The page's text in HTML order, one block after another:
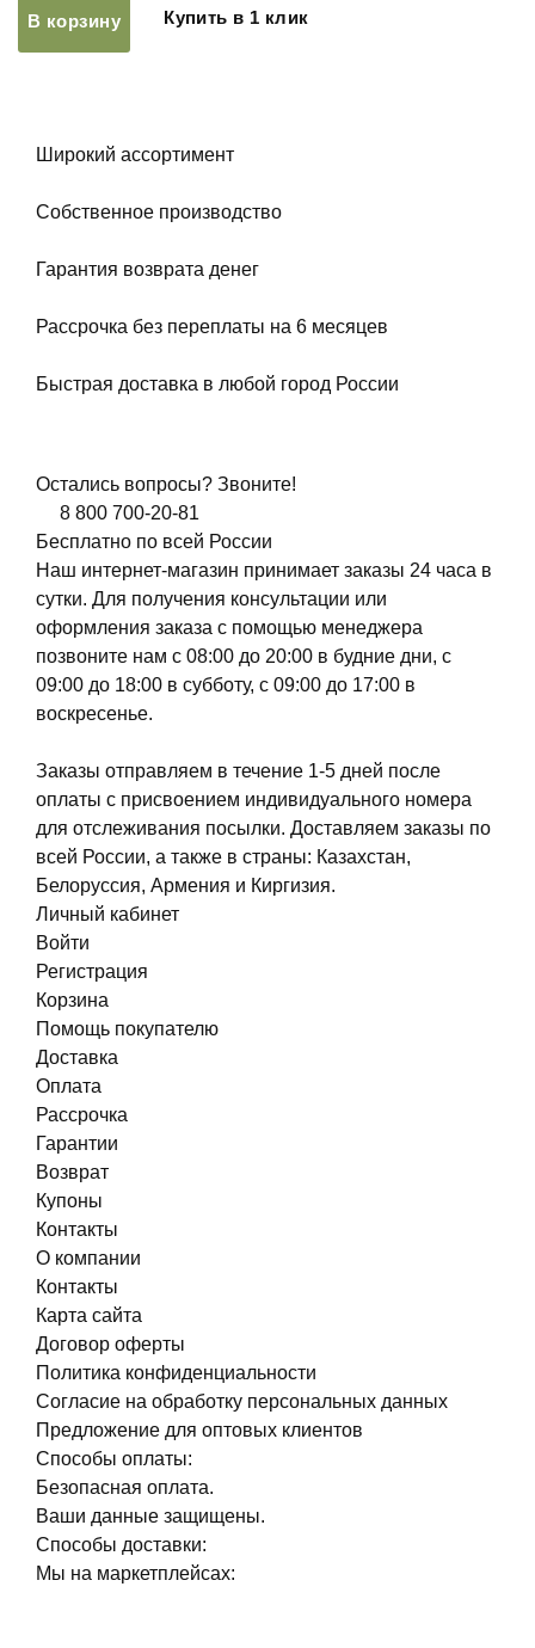
В корзину Купить в 1 клик
Широкий ассортимент
Собственное производство
Гарантия возврата денег
Рассрочка без переплаты на 6 месяцев
Быстрая доставка в любой город России
Остались вопросы? Звоните!
8 800 700-20-81
Бесплатно по всей России
Наш интернет-магазин принимает заказы 24 часа в
сутки. Для получения консультации или
оформления заказа с помощью менеджера
позвоните нам с 08:00 до 20:00 в будние дни, с
09:00 до 18:00 в субботу, с 09:00 до 17:00 в
воскресенье.
Заказы отправляем в течение 1-5 дней после
оплаты с присвоением индивидуального номера
для отслеживания посылки. Доставляем заказы по
всей России, а также в страны: Казахстан,
Белоруссия, Армения и Киргизия.
Личный кабинет
Войти
Регистрация
Корзина
Помощь покупателю
Доставка
Оплата
Рассрочка
Гарантии
Возврат
Купоны
Контакты
О компании
Контакты
Карта сайта
Договор оферты
Политика конфиденциальности
Согласие на обработку персональных данных
Предложение для оптовых клиентов
Способы оплаты:
Безопасная оплата.
Ваши данные защищены.
Способы доставки:
Мы на маркетплейсах: